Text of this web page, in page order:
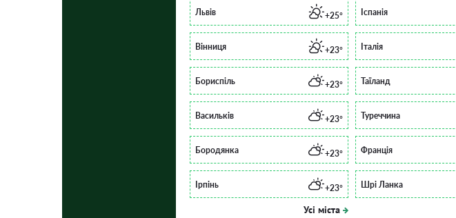
Львів +25°
Вінниця +23°
Бориспіль +23°
Васильків +23°
Бородянка +23°
Ірпінь +23°
Усі міста
Іспанія
Італія
Таїланд
Туреччина
Франція
Шрі Ланка